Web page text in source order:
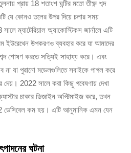
প্রায় 18 শতাংশ ঘন্টির মতো তীক্ষ্ণ শব্দ
যে কোনও তলের উপর দিয়ে চলার সময়
ম্যাটেরিয়াল অ্যাকোস্টিকস জার্নালে এটি
ইউরেথেন উপকরণও ব্যবহার করে যা আমাদের
শোষণ করতে সত্যিই সাহায্য করে। এবং
যা পুরানো মডেলগুলিতে সবাইকে পাগল করে
দেয়। 2022 সালে করা কিছু গবেষণায় দেখা
চাকার ডিজাইন অপ্টিমাইজ করে, তখন
ডেসিবেল কম হয়। এটি আনুমানিক এমন যেন
ঘটনা